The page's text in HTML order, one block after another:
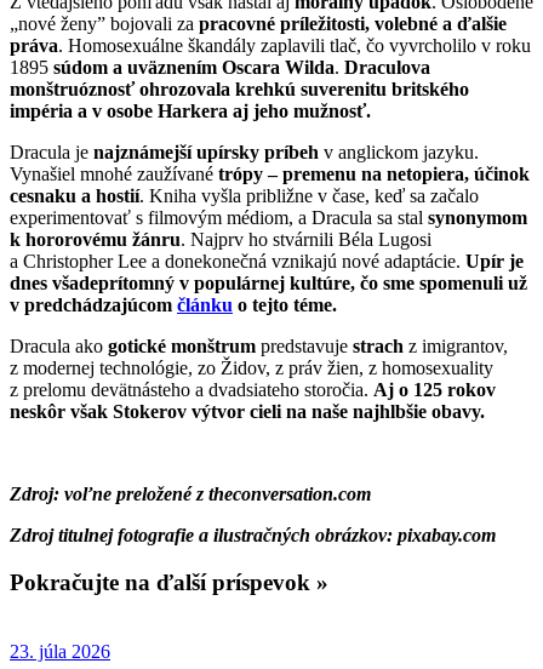
„nové ženy” bojovali za pracovné príležitosti, volebné a ďalšie
práva. Homosexuálne škandály zaplavili tlač, čo vyvrcholilo v roku
1895 súdom a uväznením Oscara Wilda. Draculova
monštruóznosť ohrozovala krehkú suverenitu britského
impéria a v osobe Harkera aj jeho mužnosť.
Dracula je najznámejší upírsky príbeh v anglickom jazyku.
Vynašiel mnohé zaužívané trópy – premenu na netopiera, účinok
cesnaku a hostií. Kniha vyšla približne v čase, keď sa začalo
experimentovať s filmovým médiom, a Dracula sa stal synonymom
k hororovému žánru. Najprv ho stvárnili Béla Lugosi
a Christopher Lee a donekonečná vznikajú nové adaptácie. Upír je
dnes všadeprítomný v populárnej kultúre, čo sme spomenuli už
v predchádzajúcom článku o tejto téme.
Dracula ako gotické monštrum predstavuje strach z imigrantov,
z modernej technológie, zo Židov, z práv žien, z homosexuality
z prelomu devätnásteho a dvadsiateho storočia. Aj o 125 rokov
neskôr však Stokerov výtvor cieli na naše najhlbšie obavy.
Zdroj: voľne preložené z theconversation.com
Zdroj titulnej fotografie a ilustračných obrázkov: pixabay.com
Pokračujte na ďalší príspevok »
23. júla 2026